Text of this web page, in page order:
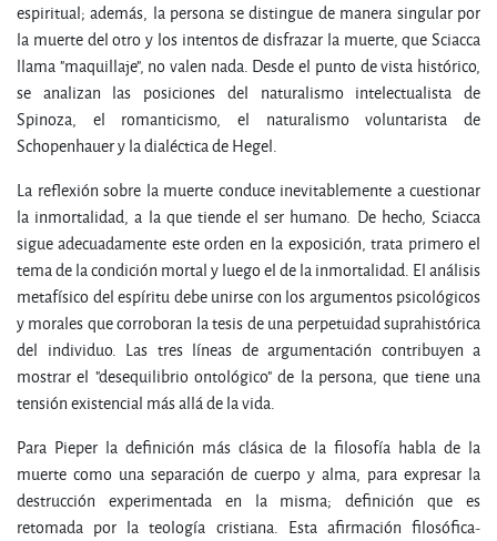
espiritual; además, la persona se distingue de manera singular por
la muerte del otro y los intentos de disfrazar la muerte, que Sciacca
llama "maquillaje", no valen nada. Desde el punto de vista histórico,
se analizan las posiciones del naturalismo intelectualista de
Spinoza, el romanticismo, el naturalismo voluntarista de
Schopenhauer y la dialéctica de Hegel.
La reflexión sobre la muerte conduce inevitablemente a cuestionar
la inmortalidad, a la que tiende el ser humano. De hecho, Sciacca
sigue adecuadamente este orden en la exposición, trata primero el
tema de la condición mortal y luego el de la inmortalidad. El análisis
metafísico del espíritu debe unirse con los argumentos psicológicos
y morales que corroboran la tesis de una perpetuidad suprahistórica
del individuo. Las tres líneas de argumentación contribuyen a
mostrar el "desequilibrio ontológico" de la persona, que tiene una
tensión existencial más allá de la vida.
Para Pieper la definición más clásica de la filosofía habla de la
muerte como una separación de cuerpo y alma, para expresar la
destrucción experimentada en la misma; definición que es
retomada por la teología cristiana. Esta afirmación filosófica-